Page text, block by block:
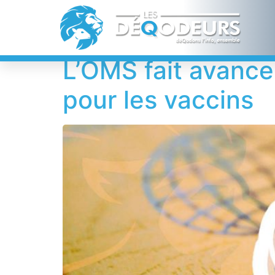
Étiquette :
L’OMS fait
pour les vaccins